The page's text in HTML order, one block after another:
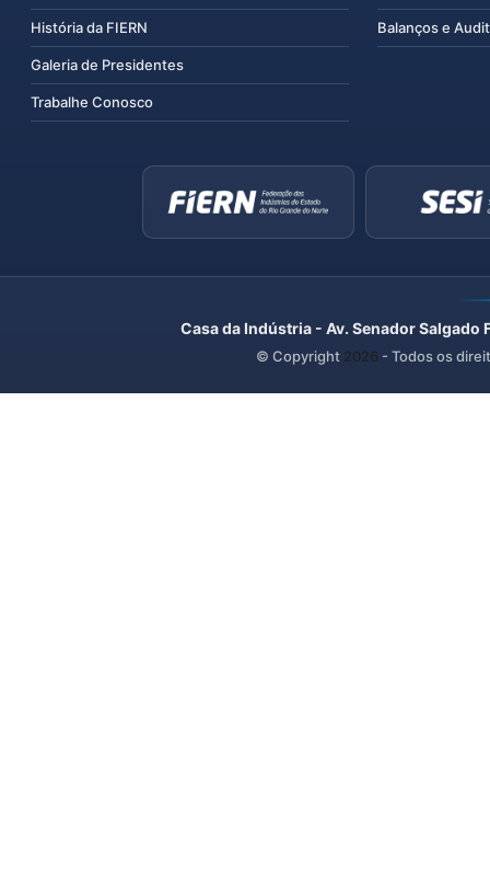
História da FIERN
Galeria de Presidentes
Trabalhe Conosco
Balanços e
Casa da Indústria - Av. Senador
© Copyright 2026 - Todos os